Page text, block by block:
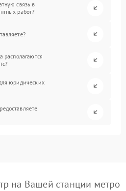
связь в
работ?
располагаются
юридических
на Вашей станции метро